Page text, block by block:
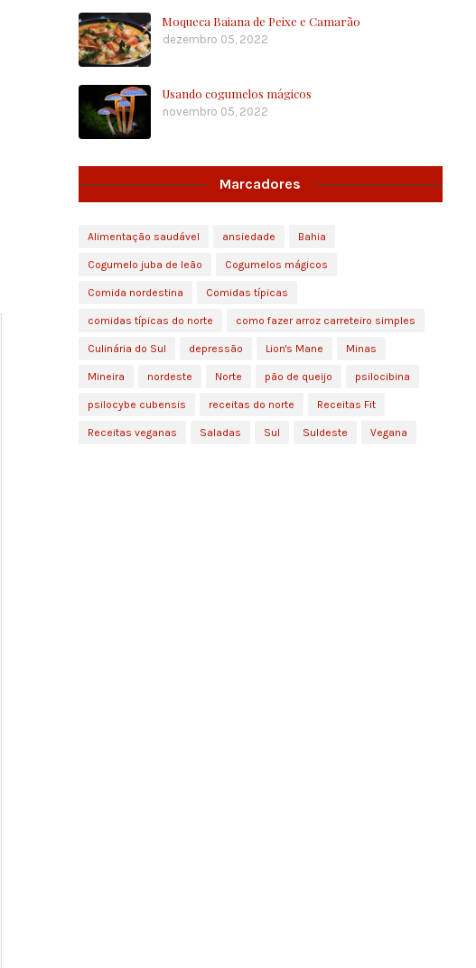
Moqueca Baiana de Peixe e Camarão
dezembro 05, 2022
Usando cogumelos mágicos
novembro 05, 2022
Marcadores
Alimentação saudável ansiedade Bahia
Cogumelo juba de leão Cogumelos mágicos
Comida nordestina Comidas típicas
comidas típicas do norte como fazer arroz carreteiro simples
Culinária do Sul depressão Lion's Mane Minas
Mineira nordeste Norte pão de queijo psilocibina
psilocybe cubensis receitas do norte Receitas Fit
Receitas veganas Saladas Sul Suldeste Vegana